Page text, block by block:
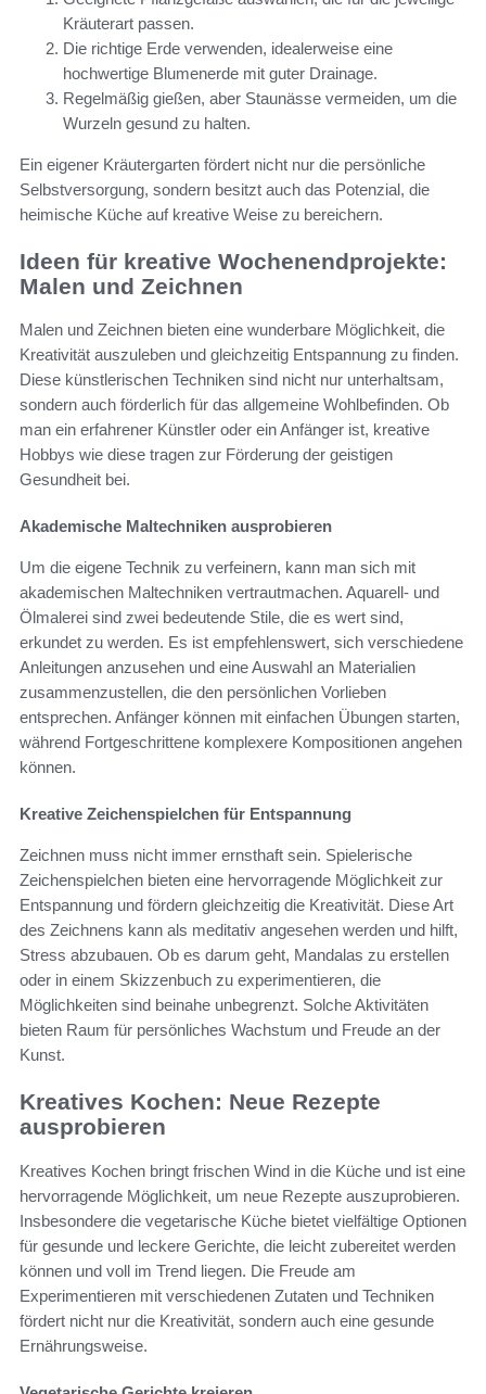
Kräuterart passen.
Die richtige Erde verwenden, idealerweise eine
hochwertige Blumenerde mit guter Drainage.
Regelmäßig gießen, aber Staunässe vermeiden, um die
Wurzeln gesund zu halten.
Ein eigener Kräutergarten fördert nicht nur die persönliche
Selbstversorgung, sondern besitzt auch das Potenzial, die
heimische Küche auf kreative Weise zu bereichern.
Ideen für kreative Wochenendprojekte:
Malen und Zeichnen
Malen und Zeichnen bieten eine wunderbare Möglichkeit, die
Kreativität auszuleben und gleichzeitig Entspannung zu finden.
Diese künstlerischen Techniken sind nicht nur unterhaltsam,
sondern auch förderlich für das allgemeine Wohlbefinden. Ob
man ein erfahrener Künstler oder ein Anfänger ist, kreative
Hobbys wie diese tragen zur Förderung der geistigen
Gesundheit bei.
Akademische Maltechniken ausprobieren
Um die eigene Technik zu verfeinern, kann man sich mit
akademischen Maltechniken vertrautmachen. Aquarell- und
Ölmalerei sind zwei bedeutende Stile, die es wert sind,
erkundet zu werden. Es ist empfehlenswert, sich verschiedene
Anleitungen anzusehen und eine Auswahl an Materialien
zusammenzustellen, die den persönlichen Vorlieben
entsprechen. Anfänger können mit einfachen Übungen starten,
während Fortgeschrittene komplexere Kompositionen angehen
können.
Kreative Zeichenspielchen für Entspannung
Zeichnen muss nicht immer ernsthaft sein. Spielerische
Zeichenspielchen bieten eine hervorragende Möglichkeit zur
Entspannung und fördern gleichzeitig die Kreativität. Diese Art
des Zeichnens kann als meditativ angesehen werden und hilft,
Stress abzubauen. Ob es darum geht, Mandalas zu erstellen
oder in einem Skizzenbuch zu experimentieren, die
Möglichkeiten sind beinahe unbegrenzt. Solche Aktivitäten
bieten Raum für persönliches Wachstum und Freude an der
Kunst.
Kreatives Kochen: Neue Rezepte
ausprobieren
Kreatives Kochen bringt frischen Wind in die Küche und ist eine
hervorragende Möglichkeit, um neue Rezepte auszuprobieren.
Insbesondere die vegetarische Küche bietet vielfältige Optionen
für gesunde und leckere Gerichte, die leicht zubereitet werden
können und voll im Trend liegen. Die Freude am
Experimentieren mit verschiedenen Zutaten und Techniken
fördert nicht nur die Kreativität, sondern auch eine gesunde
Ernährungsweise.